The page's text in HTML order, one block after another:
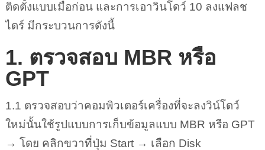
ติดตั้งแบบเมื่อก่อน และการเอาวินโดว์ 10 ลงแฟลช
ไดร์ มีกระบวนการดังนี้
1. ตรวจสอบ MBR หรือ
GPT
1.1 ตรวจสอบว่าคอมพิวเตอร์เครื่องที่จะลงวิน์โดว์
ใหม่นั้นใช้รูปแบบการเก็บข้อมูลแบบ MBR หรือ GPT
→ โดย คลิกขวาที่ปุ่ม Start → เลือก Disk